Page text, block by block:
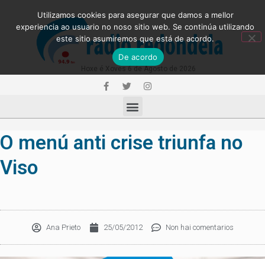
O menú anti crise triunfa no
Viso
Ana Prieto 25/05/2012 Non hai comentarios
Utilizamos cookies para asegurar que damos a mellor
experiencia ao usuario no noso sitio web. Se continúa utilizando
este sitio asumiremos que está de acordo.
De acordo